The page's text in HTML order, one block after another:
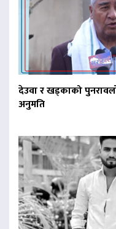
देउवा र खड्काको
अनुमति